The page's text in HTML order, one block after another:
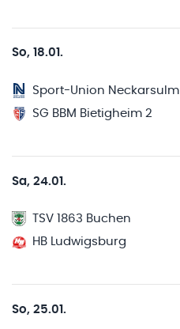
So, 18.01.
Sport-Union Neckarsulm
SG BBM Bietigheim 2
Sa, 24.01.
TSV 1863 Buchen
HB Ludwigsburg
So, 25.01.